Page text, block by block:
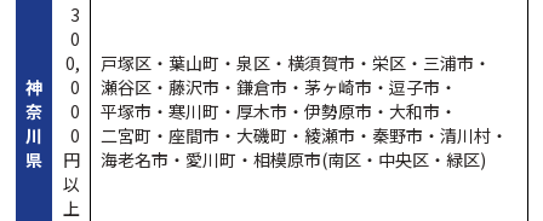
神
奈
川
県
3
0
0,
0
0
0
円
以
上
戸塚区・ 葉山町・ 泉区・ 横須賀市・ 栄区・ 三浦市・
瀬谷区・ 藤沢市・ 鎌倉市・ 茅ヶ崎市・ 逗子市・
平塚市・ 寒川町・ 厚木市・ 伊勢原市・ 大和市・
二宮町・ 座間市・ 大磯町・ 綾瀬市・ 秦野市・ 清川村・
海老名市・ 愛川町・ 相模原市(南区・ 中央区・ 緑区)